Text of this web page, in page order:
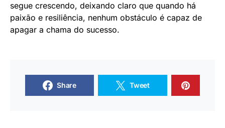
segue crescendo, deixando claro que quando há
paixão e resiliência, nenhum obstáculo é capaz de
apagar a chama do sucesso.
Share Tweet